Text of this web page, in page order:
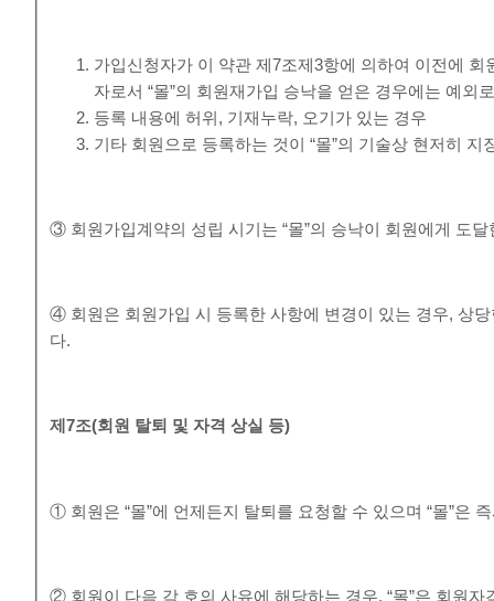
가입신청자가 이 약관 제7조제3항에 의하여 이전에
자로서 “몰”의 회원재가입 승낙을 얻은 경우에는 예외
등록 내용에 허위, 기재누락, 오기가 있는 경우
기타 회원으로 등록하는 것이 “몰”의 기술상 현저히 지
③ 회원가입계약의 성립 시기는 “몰”의 승낙이 회원에게 도
④ 회원은 회원가입 시 등록한 사항에 변경이 있는 경우, 상
다.
제7조(회원 탈퇴 및 자격 상실 등)
① 회원은 “몰”에 언제든지 탈퇴를 요청할 수 있으며 “몰”은
② 회원이 다음 각 호의 사유에 해당하는 경우, “몰”은 회원